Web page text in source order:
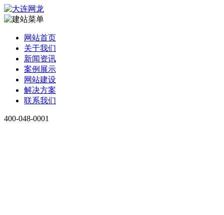
网站首页
关于我们
新闻资讯
案例展示
网站建设
解决方案
联系我们
400-048-0001